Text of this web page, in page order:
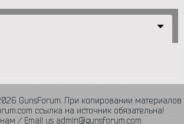
GunsForum. При копировании материалов
ссылка на источник обязательна!
/ Email us admin@gunsforum.com